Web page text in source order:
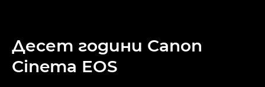
Десет години Canon
Cinema EOS